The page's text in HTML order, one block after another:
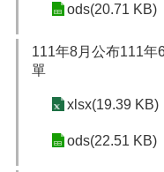
ods(20.71 KB)
111年8月公布111年
單
xlsx(19.39 KB)
ods(22.51 KB)